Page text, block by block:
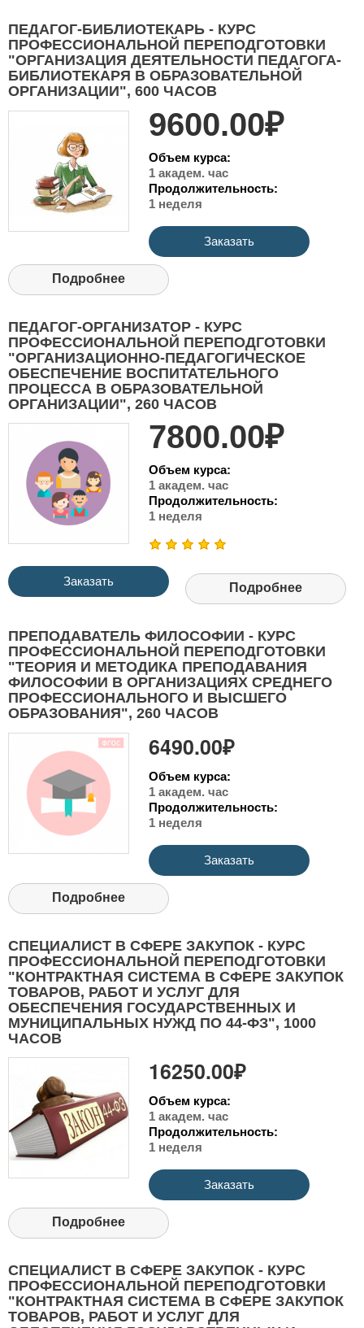
ПЕДАГОГ-БИБЛИОТЕКАРЬ - КУРС
ПРОФЕССИОНАЛЬНОЙ ПЕРЕПОДГОТОВКИ
"ОРГАНИЗАЦИЯ ДЕЯТЕЛЬНОСТИ ПЕДАГОГА-
БИБЛИОТЕКАРЯ В ОБРАЗОВАТЕЛЬНОЙ
ОРГАНИЗАЦИИ", 600 ЧАСОВ
9600.00₽
Объем курса:
1 академ. час
Продолжительность:
1 неделя
Заказать
Подробнее
ПЕДАГОГ-ОРГАНИЗАТОР - КУРС
ПРОФЕССИОНАЛЬНОЙ ПЕРЕПОДГОТОВКИ
"ОРГАНИЗАЦИОННО-ПЕДАГОГИЧЕСКОЕ
ОБЕСПЕЧЕНИЕ ВОСПИТАТЕЛЬНОГО
ПРОЦЕССА В ОБРАЗОВАТЕЛЬНОЙ
ОРГАНИЗАЦИИ", 260 ЧАСОВ
7800.00₽
Объем курса:
1 академ. час
Продолжительность:
1 неделя
Заказать Подробнее
ПРЕПОДАВАТЕЛЬ ФИЛОСОФИИ - КУРС
ПРОФЕССИОНАЛЬНОЙ ПЕРЕПОДГОТОВКИ
"ТЕОРИЯ И МЕТОДИКА ПРЕПОДАВАНИЯ
ФИЛОСОФИИ В ОРГАНИЗАЦИЯХ СРЕДНЕГО
ПРОФЕССИОНАЛЬНОГО И ВЫСШЕГО
ОБРАЗОВАНИЯ", 260 ЧАСОВ
6490.00₽
Объем курса:
1 академ. час
Продолжительность:
1 неделя
Заказать
Подробнее
СПЕЦИАЛИСТ В СФЕРЕ ЗАКУПОК - КУРС
ПРОФЕССИОНАЛЬНОЙ ПЕРЕПОДГОТОВКИ
"КОНТРАКТНАЯ СИСТЕМА В СФЕРЕ ЗАКУПОК
ТОВАРОВ, РАБОТ И УСЛУГ ДЛЯ
ОБЕСПЕЧЕНИЯ ГОСУДАРСТВЕННЫХ И
МУНИЦИПАЛЬНЫХ НУЖД ПО 44-ФЗ", 1000
ЧАСОВ
16250.00₽
Объем курса:
1 академ. час
Продолжительность:
1 неделя
Заказать
Подробнее
СПЕЦИАЛИСТ В СФЕРЕ ЗАКУПОК - КУРС
ПРОФЕССИОНАЛЬНОЙ ПЕРЕПОДГОТОВКИ
"КОНТРАКТНАЯ СИСТЕМА В СФЕРЕ ЗАКУПОК
ТОВАРОВ, РАБОТ И УСЛУГ ДЛЯ